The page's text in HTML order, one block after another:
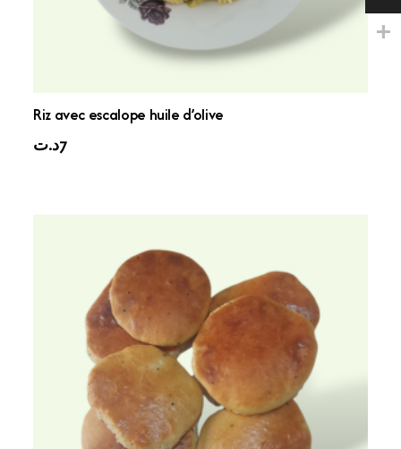
Riz avec escalope huile d’olive
7د.ت